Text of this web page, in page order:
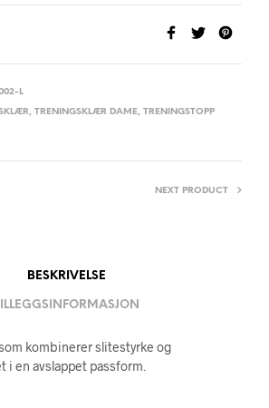
L
, TRENINGSKLÆR DAME, TRENINGSTOPP
NEXT PRODUCT
BESKRIVELSE
kombinerer slitestyrke og
en avslappet passform.